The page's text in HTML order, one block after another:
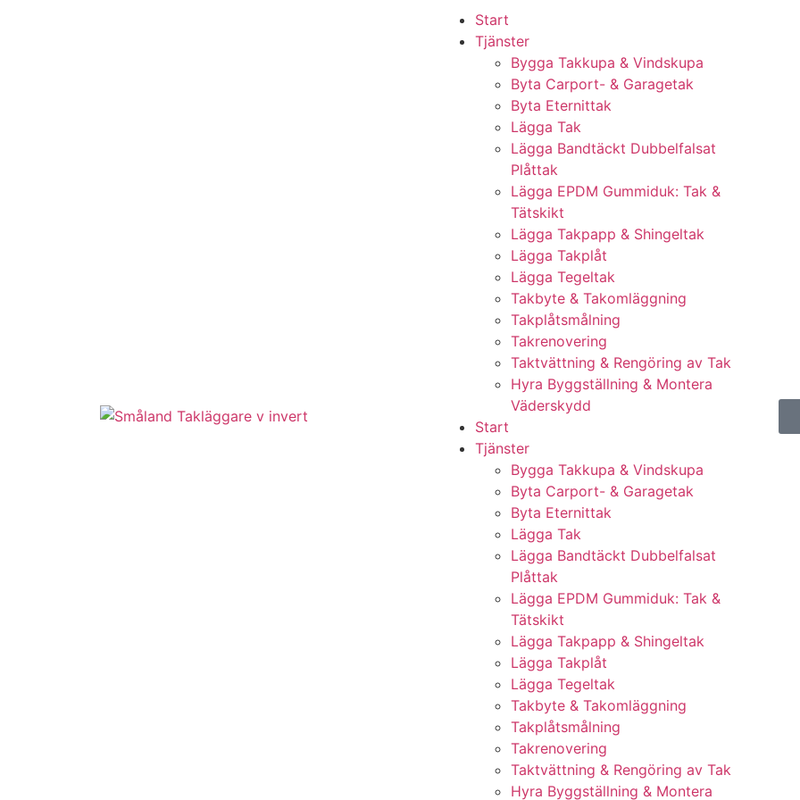
Start
Tjänster
Bygga Takkupa & Vindskupa
Byta Carport- & Garagetak
Byta Eternittak
Lägga Tak
Lägga Bandtäckt Dubbelfalsat
Plåttak
Lägga EPDM Gummiduk: Tak &
Tätskikt
Lägga Takpapp & Shingeltak
Lägga Takplåt
Lägga Tegeltak
Takbyte & Takomläggning
Takplåtsmålning
Takrenovering
Taktvättning & Rengöring av Tak
Hyra Byggställning & Montera
Väderskydd
Start
Tjänster
Bygga Takkupa & Vindskupa
Byta Carport- & Garagetak
Byta Eternittak
Lägga Tak
Lägga Bandtäckt Dubbelfalsat
Plåttak
Lägga EPDM Gummiduk: Tak &
Tätskikt
Lägga Takpapp & Shingeltak
Lägga Takplåt
Lägga Tegeltak
Takbyte & Takomläggning
Takplåtsmålning
Takrenovering
Taktvättning & Rengöring av Tak
Hyra Byggställning & Montera